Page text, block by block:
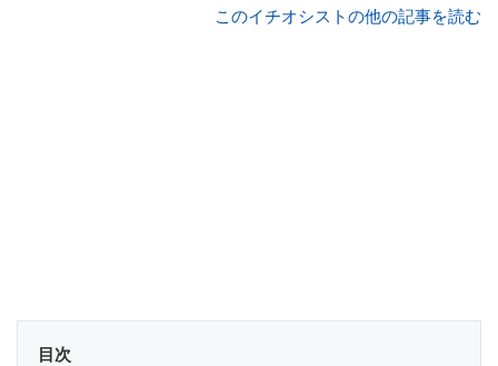
スマホ1つでスキマ時間に効率的に稼ぐ！』（翔泳社刊） ほか著書多
このイチオシストの他の記事を読む
目次